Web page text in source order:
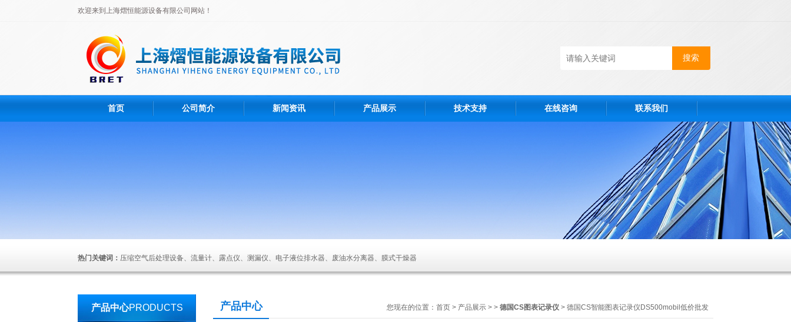
欢迎来到上海熠恒能源设备有限公司网站！
首页 公司简介 新闻资讯 产品展示 技术支持 在线咨询 联系我们
热门关键词： 压缩空气后处理设备、流量计、露点仪、测漏仪、电子液位排水器、废油水分离器、膜式干燥器
产品中心PRODUCTS 产品中心 您现在的位置： 首页 > 产品展示 > > 德国CS图表记录仪 > 德国CS智能图表记录仪DS500mobil​低价批发